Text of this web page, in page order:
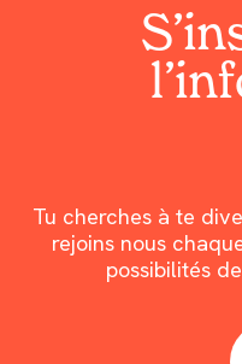
Tu cherches à te
rejoins nous
possibilités